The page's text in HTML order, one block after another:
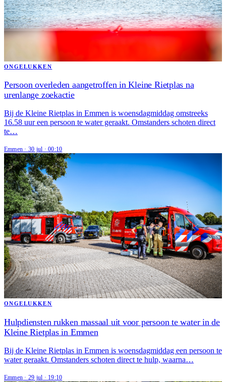
ONGELUKKEN
Persoon overleden aangetroffen in Kleine Rietplas na
urenlange zoekactie
Bij de Kleine Rietplas in Emmen is woensdagmiddag omstreeks
16.58 uur een persoon te water geraakt. Omstanders schoten direct
te…
Emmen · 30 jul · 00:10
ONGELUKKEN
Hulpdiensten rukken massaal uit voor persoon te water in de
Kleine Rietplas in Emmen
Bij de Kleine Rietplas in Emmen is woensdagmiddag een persoon te
water geraakt. Omstanders schoten direct te hulp, waarna…
Emmen · 29 jul · 19:10